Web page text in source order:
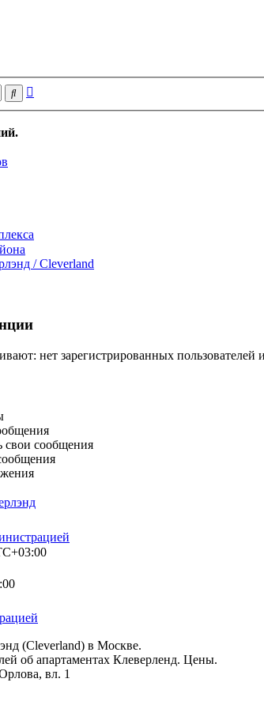
Поиск
/ Cleverland
нет зарегистрированных пользователей
свои сообщения
(Cleverland) в Москве.
об апартаментах Клеверленд. Цены.
вл. 1